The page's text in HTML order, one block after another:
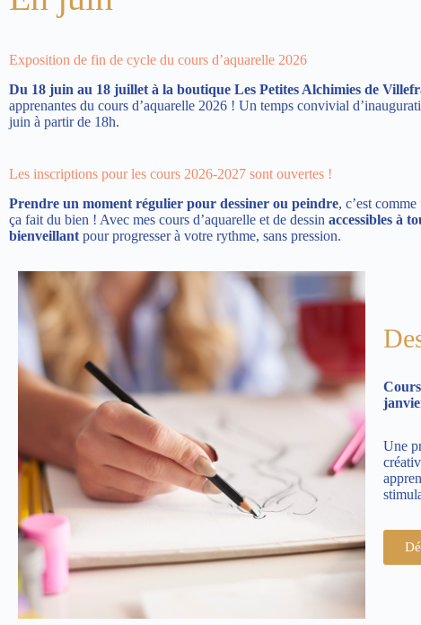
Exposition de fin de cycle du cours d’aquarelle 2026
Du 18 juin au 18 juillet à la boutique Les Petites Alchimies de
apprenantes du cours d’aquarelle 2026 ! Un temps convivial
juin à partir de 18h.
Les inscriptions pour les cours 2026-2027 sont ouvertes !
Prendre un moment régulier pour dessiner ou peindre, c’est
ça fait du bien ! Avec mes cours d’aquarelle et de dessin accessibles à
bienveillant pour progresser à votre rythme, sans pression.
Une